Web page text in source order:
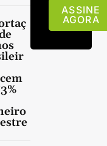
ASSINE
AGORA